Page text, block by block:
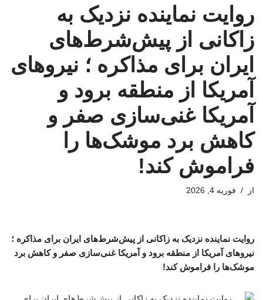
روایت نماینده نزدیک به
زاکانی از پیش‌شرط‌های
ایران برای مذاکره ؛ نیروهای
آمریکا از منطقه برود و
آمریکا غنی‌سازی صفر و
کاهش برد موشک‌ها را
فراموش کند!
از فوریه 4, 2026
روایت نماینده نزدیک به زاکانی از پیش‌شرط‌های ایران برای مذاکره ؛
نیروهای آمریکا از منطقه برود و آمریکا غنی‌سازی صفر و کاهش برد
موشک‌ها را فراموش کند!